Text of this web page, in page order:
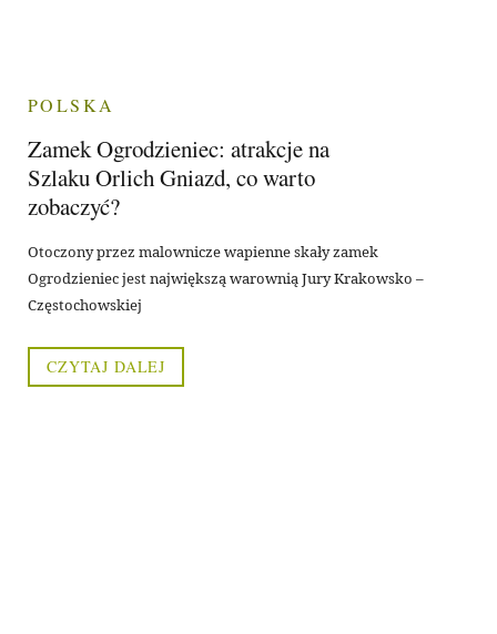
POLSKA
Zamek Ogrodzieniec: atrakcje na
Szlaku Orlich Gniazd, co warto
zobaczyć?
Otoczony przez malownicze wapienne skały zamek
Ogrodzieniec jest największą warownią Jury Krakowsko –
Częstochowskiej
CZYTAJ DALEJ